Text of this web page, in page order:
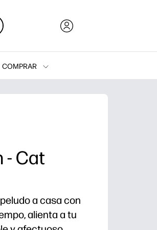
COMPRAR
Impresoras
- Cat
a casa con
alienta a tu